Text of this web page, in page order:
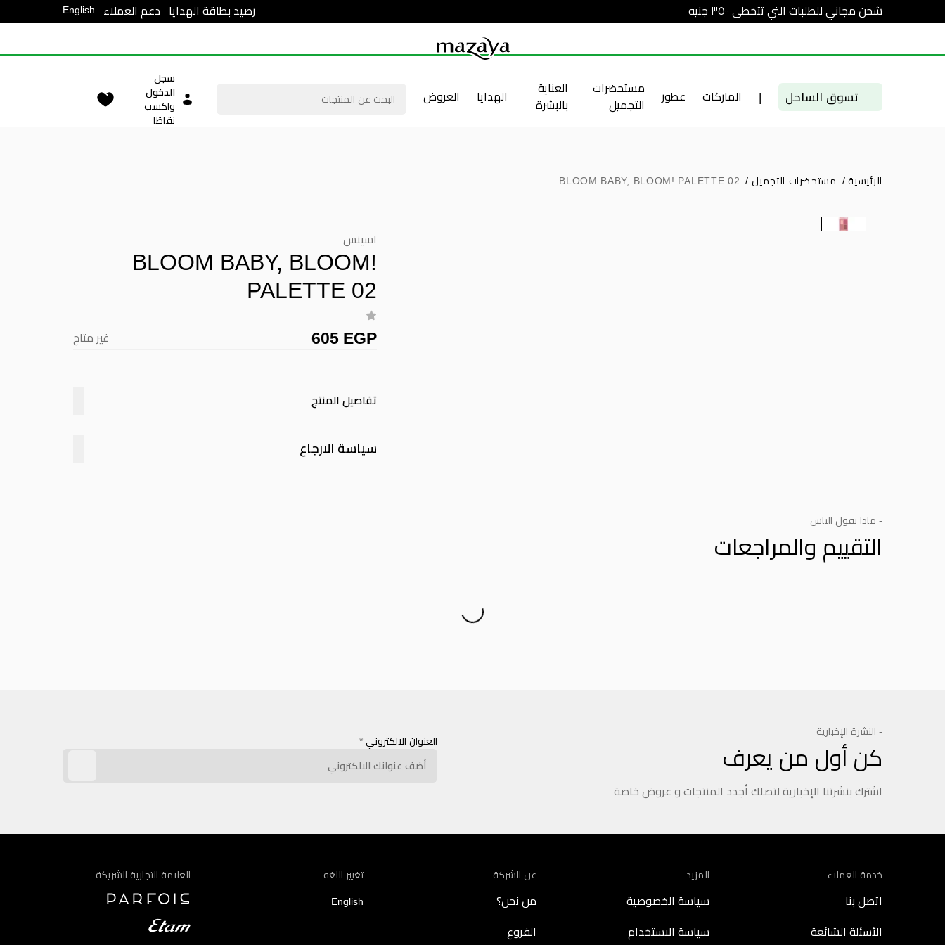
شحن مجاني للطلبات التي تتخطى ٣٥٠٠ جنيه رصيد بطاقة الهدايا دعم العملاء English
تسوق الساحل | الماركات عطور
مستحضرات
التجميل
العناية
بالبشرة
الهدايا العروض
سجل
الدخول
واكسب
نقاطًا
الرئيسية / مستحضرات التجميل /
BLOOM BABY, BLOOM! PALETTE 02
اسينس
BLOOM BABY, BLOOM!
PALETTE 02
605 EGP غير متاح
تفاصيل المنتج
سياسة الارجاع
- ماذا يقول الناس
التقييم والمراجعات
- النشرة الإخبارية
كن أول من يعرف
اشترك بنشرتنا الإخبارية لتصلك أجدد المنتجات و عروض خاصة
العنوان الالكتروني *
خدمة العملاء
اتصل بنا
الأسئلة الشائعة
المزيد
سياسة الخصوصية
سياسة الاستخدام
عن الشركة
من نحن؟
الفروع
تغيير اللغه
English
العلامة التجارية الشريكة